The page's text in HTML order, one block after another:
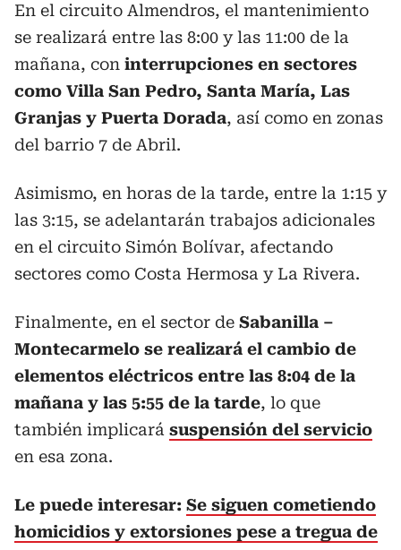
En el circuito Almendros, el mantenimiento
se realizará entre las 8:00 y las 11:00 de la
mañana, con interrupciones en sectores
como Villa San Pedro, Santa María, Las
Granjas y Puerta Dorada, así como en zonas
del barrio 7 de Abril.
Asimismo, en horas de la tarde, entre la 1:15 y
las 3:15, se adelantarán trabajos adicionales
en el circuito Simón Bolívar, afectando
sectores como Costa Hermosa y La Rivera.
Finalmente, en el sector de Sabanilla –
Montecarmelo se realizará el cambio de
elementos eléctricos entre las 8:04 de la
mañana y las 5:55 de la tarde, lo que
también implicará suspensión del servicio
en esa zona.
Le puede interesar: Se siguen cometiendo
homicidios y extorsiones pese a tregua de